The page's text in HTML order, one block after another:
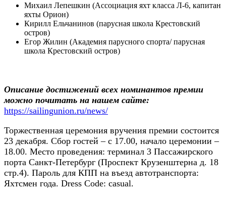
Михаил Лепешкин (Ассоциация яхт класса Л-6, капитан
яхты Орион)
Кирилл Ельчанинов (парусная школа Крестовский
остров)
Егор Жилин (Академия парусного спорта/ парусная
школа Крестовский остров)
Описание достижений всех номинантов премии
можно почитать на нашем сайте:
https://sailingunion.ru/news/
Торжественная церемония вручения премии состоится
23 декабря. Сбор гостей – с 17.00, начало церемонии –
18.00. Место проведения: терминал 3 Пассажирского
порта Санкт-Петербург (Проспект Крузенштерна д. 18
стр.4). Пароль для КПП на въезд автотранспорта:
Яхтсмен года. Dress Code: casual.